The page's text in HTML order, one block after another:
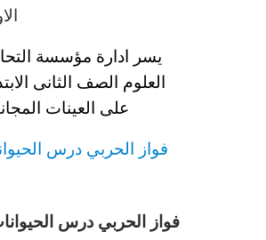
يسر ادارة مؤسسة
العلوم
الصف الثانى
على العينات
فواز الحربي درس
فواز الحربي درس